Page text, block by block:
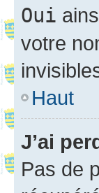
Oui
votre
Haut
J’ai
Pas de